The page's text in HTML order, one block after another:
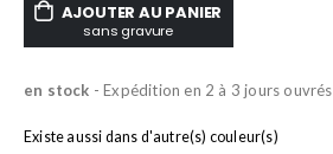
AJOUTER AU PANIER
sans gravure
en stock - Expédition en 2 à 3 jours ouvrés
Existe aussi dans d'autre(s) couleur(s)